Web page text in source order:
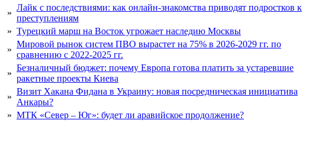
»
Лайк с последствиями: как онлайн-знакомства приводят подростков к
преступлениям
» Турецкий марш на Восток угрожает наследию Москвы
»
Мировой рынок систем ПВО вырастет на 75% в 2026-2029 гг. по
сравнению с 2022-2025 гг.
»
Безналичный бюджет: почему Европа готова платить за устаревшие
ракетные проекты Киева
»
Визит Хакана Фидана в Украину: новая посредническая инициатива
Анкары?
» МТК «Север – Юг»: будет ли аравийское продолжение?